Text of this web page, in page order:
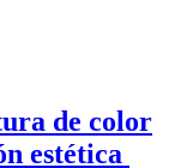
de color
estética